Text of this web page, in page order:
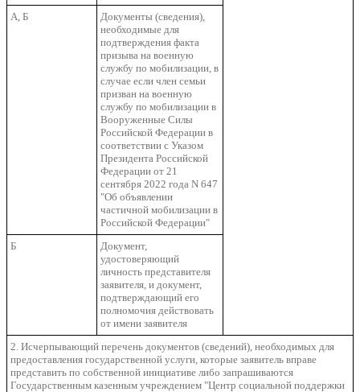
А, Б
Документы (сведения),
необходимые для
подтверждения факта
призыва на военную
службу по мобилизации, в
случае если член семьи
призван на военную
службу по мобилизации в
Вооруженные Силы
Российской Федерации в
соответствии с Указом
Президента Российской
Федерации от 21
сентября 2022 года N 647
"Об объявлении
частичной мобилизации в
Российской Федерации"
Б
Документ,
удостоверяющий
личность представителя
заявителя, и документ,
подтверждающий его
полномочия действовать
от имени заявителя
2. Исчерпывающий перечень документов (сведений), необходимых для
предоставления государственной услуги, которые заявитель вправе
представить по собственной инициативе либо запрашиваются
Государственным казенным учреждением "Центр социальной поддержки